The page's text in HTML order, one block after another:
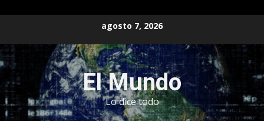
contenido
agosto 7, 2026
El Mundo
Lo dice todo